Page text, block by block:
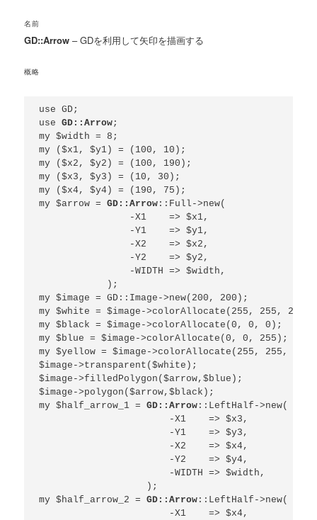
名前
GD::Arrow – GDを利用して矢印を描画する
概略
use GD;
use GD::Arrow;
my $width = 8;
my ($x1, $y1) = (100, 10);
my ($x2, $y2) = (100, 190);
my ($x3, $y3) = (10, 30);
my ($x4, $y4) = (190, 75);
my $arrow = GD::Arrow ::Full->new(
                -X1    => $x1,
                -Y1    => $y1,
                -X2    => $x2,
                -Y2    => $y2,
                -WIDTH => $width,
            );
my $image = GD::Image->new(200, 200);
my $white = $image->colorAllocate(255, 255, 255);
my $black = $image->colorAllocate(0, 0, 0);
my $blue = $image->colorAllocate(0, 0, 255);
my $yellow = $image->colorAllocate(255, 255, 0);
$image->transparent($white);
$image->filledPolygon($arrow,$blue);
$image->polygon($arrow,$black);
my $half_arrow_1 = GD::Arrow ::LeftHalf->new(
                       -X1    => $x3,
                       -Y1    => $y3,
                       -X2    => $x4,
                       -Y2    => $y4,
                       -WIDTH => $width,
                   );
my $half_arrow_2 = GD::Arrow ::LeftHalf->new(
                       -X1    => $x4,